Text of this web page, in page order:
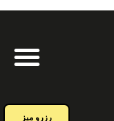
رزرو میز